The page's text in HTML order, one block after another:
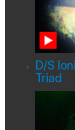
D/S
Triad